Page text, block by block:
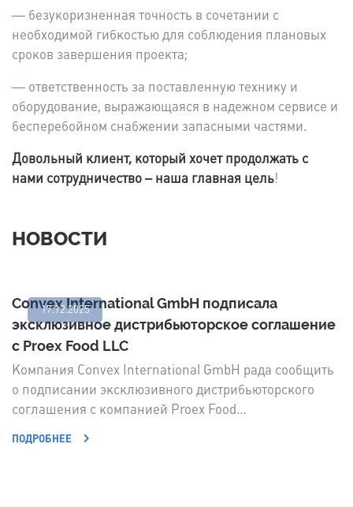
— безукоризненная точность в сочетании с
необходимой гибкостью для соблюдения плановых
сроков завершения проекта;
— ответственность за поставленную технику и
оборудование, выражающаяся в надежном сервисе и
бесперебойном снабжении запасными частями.
Довольный клиент, который хочет продолжать с
нами сотрудничество – наша главная цель!
НОВОСТИ
17.12.2025
Convex International GmbH подписала
эксклюзивное дистрибьюторское соглашение
с Proex Food LLC
Компания Convex International GmbH рада сообщить
о подписании эксклюзивного дистрибьюторского
соглашения с компанией Proex Food…
ПОДРОБНЕЕ